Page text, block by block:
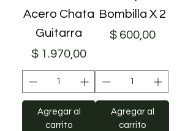
Acero Chata
Guitarra
Precio
$ 1.970,00
Agregar al
carrito
Bombilla X 2
Precio
$ 600,00
Agregar al
carrito